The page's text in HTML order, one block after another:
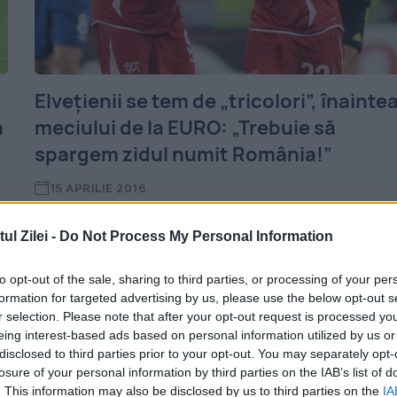
Zilei - Do Not Process My Personal Information
opt-out of the sale, sharing to third parties, or processing of your
for targeted advertising by us, please use the below opt-out
selection. Please note that after your opt-out request is processed
interest-based ads based on personal information utilized by us
to third parties prior to your opt-out. You may separately
of your personal information by third parties on the IAB’s list of
This information may also be disclosed by us to third parties on the
Elvețienii se tem de „tricolori”, înaintea
meciului de la EURO: „Trebuie să
spargem zidul numit România!”
15 APRILIE 2016
interviu acordat presei din „Țara
Cantoanelor”, că România este principalul
adversar al reprezentativei sale în lupta
pentru locul...